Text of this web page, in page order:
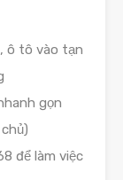
ô tô vào tạn
gọn
để làm việc